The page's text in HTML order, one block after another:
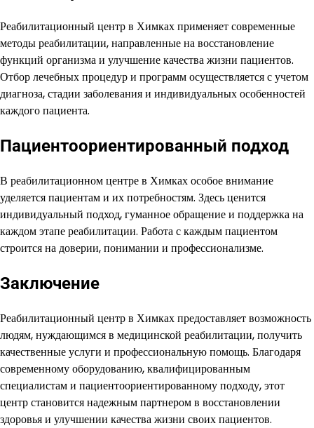
Реабилитационный центр в Химках применяет современные
методы реабилитации, направленные на восстановление
функций организма и улучшение качества жизни пациентов.
Отбор лечебных процедур и программ осуществляется с учетом
диагноза, стадии заболевания и индивидуальных особенностей
каждого пациента.
Пациентоориентированный подход
В реабилитационном центре в Химках особое внимание
уделяется пациентам и их потребностям. Здесь ценится
индивидуальный подход, гуманное обращение и поддержка на
каждом этапе реабилитации. Работа с каждым пациентом
строится на доверии, понимании и профессионализме.
Заключение
Реабилитационный центр в Химках предоставляет возможность
людям, нуждающимся в медицинской реабилитации, получить
качественные услуги и профессиональную помощь. Благодаря
современному оборудованию, квалифицированным
специалистам и пациентоориентированному подходу, этот
центр становится надежным партнером в восстановлении
здоровья и улучшении качества жизни своих пациентов.